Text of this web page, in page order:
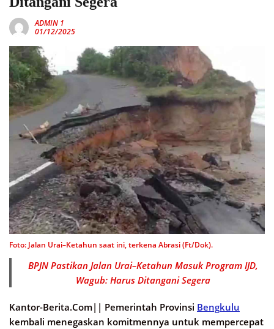
ADMIN 1
01/12/2025
Foto: Jalan Urai–Ketahun saat ini, terkena Abrasi (Ft/Dok).
BPJN Pastikan Jalan Urai–Ketahun Masuk Program IJD,
Wagub: Harus Ditangani Segera
Kantor-Berita.Com|| Pemerintah Provinsi Bengkulu
kembali menegaskan komitmennya untuk mempercepat